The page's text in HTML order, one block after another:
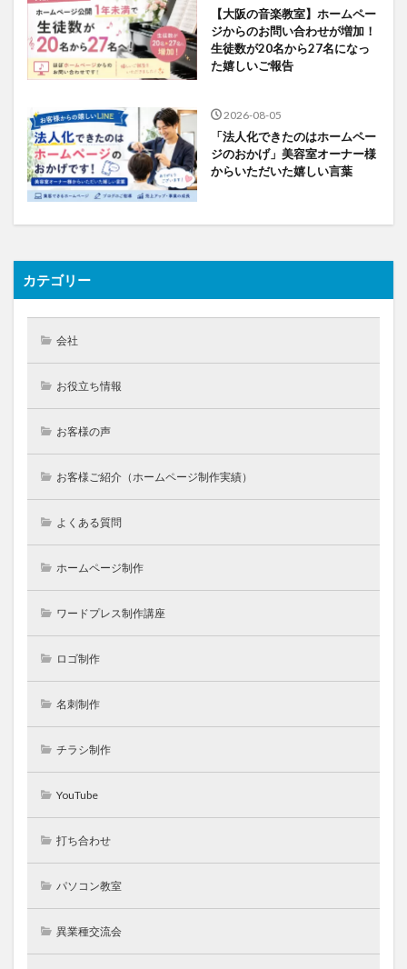
【大阪の音楽教室】ホームペー
ジからのお問い合わせが増加！
生徒数が20名から27名になっ
た嬉しいご報告
2026-08-05
「法人化できたのはホームペー
ジのおかげ」美容室オーナー様
からいただいた嬉しい言葉
カテゴリー
会社
お役立ち情報
お客様の声
お客様ご紹介（ホームページ制作実績）
よくある質問
ホームページ制作
ワードプレス制作講座
ロゴ制作
名刺制作
チラシ制作
YouTube
打ち合わせ
パソコン教室
異業種交流会